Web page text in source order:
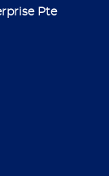
Pte